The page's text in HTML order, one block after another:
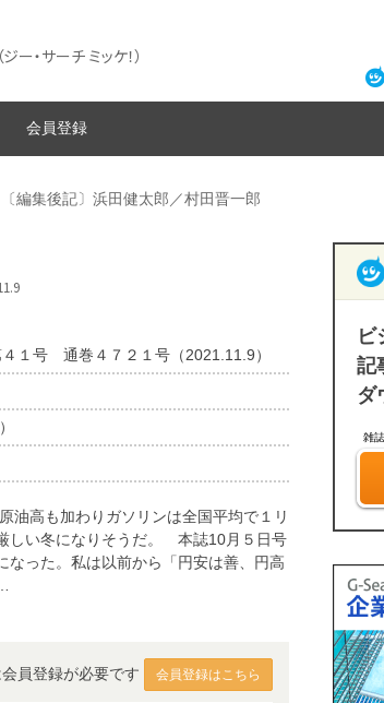
（ジー・サーチ ミッケ！）
会員登録
〔編集後記〕浜田健太郎／村田晋一郎
号 通巻４７２１号（2021.11.9）
高も加わりガソリンは全国平均で１リ
しい冬になりそうだ。 本誌10月５日号
なった。私は以前から「円安は善、円高
員登録が必要です 会員登録はこちら
ビ
記
ダ
雑